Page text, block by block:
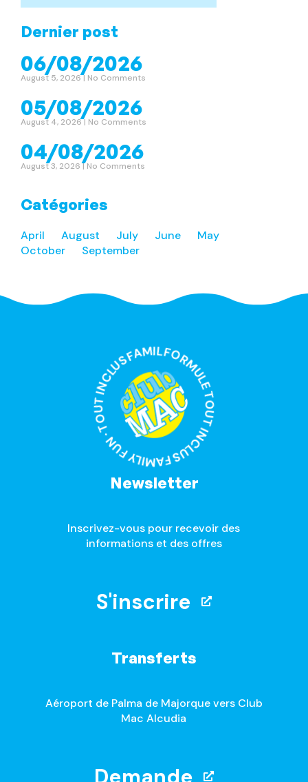
Dernier post
06/08/2026
August 5, 2026 No Comments
05/08/2026
August 4, 2026 No Comments
04/08/2026
August 3, 2026No Comments
Catégories
April August July June
May
October
September
FORMULE TOUT INCLUS FAMILY FUN · TOUT INCLUS FAMILY FUN ·
Newsletter
Inscrivez-vous pour recevoir des
informations et des offres
S'inscrire
Transferts
Aéroport de Palma de Majorque vers Club
Mac Alcudia
Demande